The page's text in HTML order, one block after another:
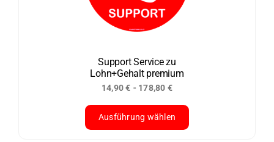
Optionen
können
Produktseite
gewählt
werden
Support Service zu
Lohn+Gehalt premium
14,90€ - 178,80 €
Ausführung wählen